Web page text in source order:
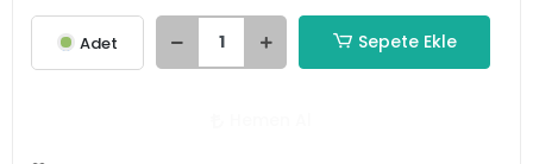
Adet Sepete Ekle